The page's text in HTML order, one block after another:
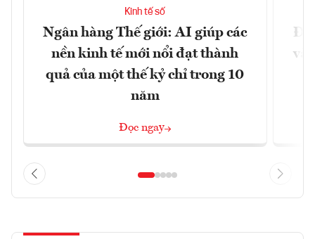
Kinh tế số
Ngân hàng Thế giới: AI giúp các
nền kinh tế mới nổi đạt thành
quả của một thế kỷ chỉ trong 10
năm
Đọc ngay